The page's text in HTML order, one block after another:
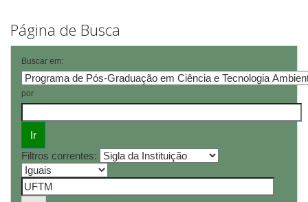
Página de Busca
Buscar em:
por
Filtros correntes: